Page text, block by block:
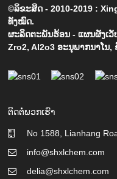
©ລິຂະສິດ - 2010-2019 :
ທັງໝົດ.
ຜະລິດຕະພັນຮ້ອນ -ແຜນຜັງເວັ
Zro2,Al2o3 ອະນຸພາກນາໂນ,
ຕິດຕໍ່ພວກເຮົາ
No 1588, Lianhang
info@shxlchem.com
delia@shxlchem.com